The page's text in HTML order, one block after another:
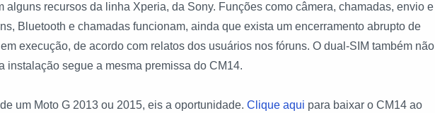
alguns recursos da linha Xperia, da Sony. Funções como câmera, chamadas, envio e
Bluetooth e chamadas funcionam, ainda que exista um encerramento abrupto de
execução, de acordo com relatos dos usuários nos fóruns. O dual-SIM também não
instalação segue a mesma premissa do CM14.
um Moto G 2013 ou 2015, eis a oportunidade. Clique aqui para baixar o CM14 ao